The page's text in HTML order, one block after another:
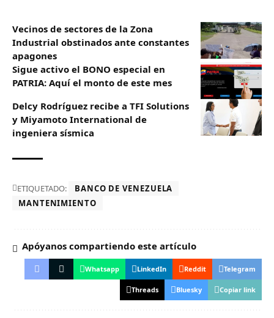
Vecinos de sectores de la Zona
Industrial obstinados ante constantes
apagones
Sigue activo el BONO especial en
PATRIA: Aquí el monto de este mes
Delcy Rodríguez recibe a TFI Solutions
y Miyamoto International de
ingeniera sísmica
ETIQUETADO:
BANCO DE VENEZUELA
MANTENIMIENTO
Apóyanos compartiendo este artículo
Whatsapp LinkedIn Reddit Telegram
Threads Bluesky Copiar link